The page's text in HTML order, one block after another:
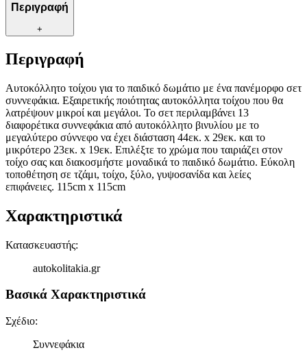
Περιγραφή
+
Περιγραφή
Αυτοκόλλητο τοίχου για το παιδικό δωμάτιο με ένα πανέμορφο σετ
συννεφάκια. Εξαιρετικής ποιότητας αυτοκόλλητα τοίχου που θα
λατρέψουν μικροί και μεγάλοι. Το σετ περιλαμβάνει 13
διαφορέτικα συννεφάκια από αυτοκόλλητο βινυλίου με το
μεγαλύτερο σύννεφο να έχει διάσταση 44εκ. x 29εκ. και το
μικρότερο 23εκ. x 19εκ. Επιλέξτε το χρώμα που ταιριάζει στον
τοίχο σας και διακοσμήστε μοναδικά το παιδικό δωμάτιο. Εύκολη
τοποθέτηση σε τζάμι, τοίχο, ξύλο, γυψοσανίδα και λείες
επιφάνειες. 115cm x 115cm
Χαρακτηριστικά
Κατασκευαστής:
autokolitakia.gr
Βασικά Χαρακτηριστικά
Σχέδιο:
Συννεφάκια